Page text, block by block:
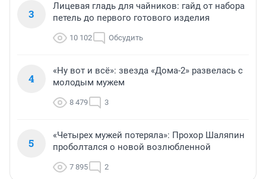
3
Лицевая гладь для чайников: гайд от набора
петель до первого готового изделия
10 102 Обсудить
4
«Ну вот и всё»: звезда «Дома-2» развелась с
молодым мужем
8 479 3
5
«Четырех мужей потеряла»: Прохор Шаляпин
проболтался о новой возлюбленной
7 895 2